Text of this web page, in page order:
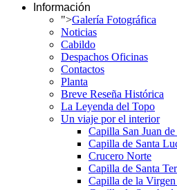
Información
">Galería Fotográfica
Noticias
Cabildo
Despachos Oficinas
Contactos
Planta
Breve Reseña Histórica
La Leyenda del Topo
Un viaje por el interior
Capilla San Juan
Capilla de Santa
Crucero Norte
Capilla de Santa
Capilla de la